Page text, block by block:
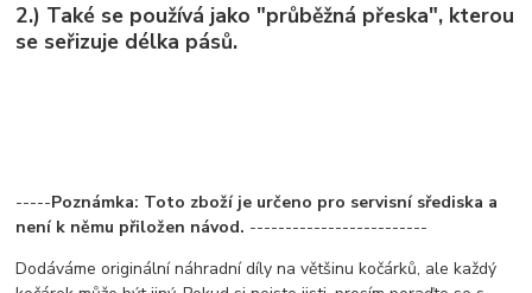
2.) Také se používá jako "průběžná přeska", kterou
se seřizuje délka pásů.
-----Poznámka: Toto zboží je určeno pro servisní sřediska a
není k němu přiložen návod. -------------------------
Dodáváme originální náhradní díly na většinu kočárků, ale každý